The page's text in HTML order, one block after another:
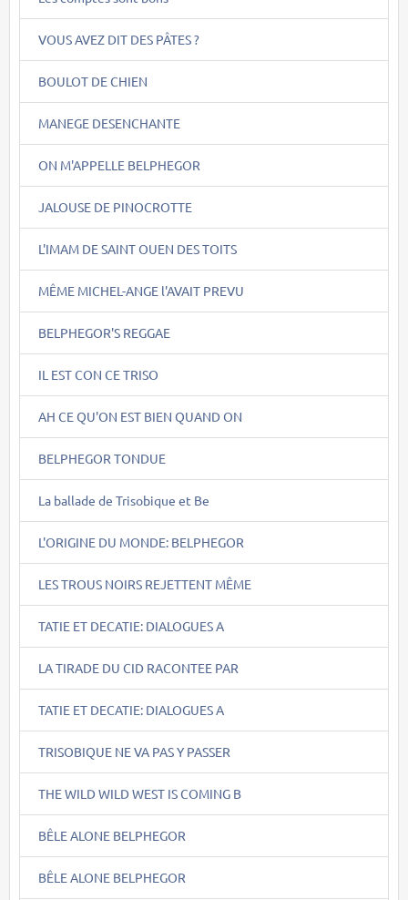
VOUS AVEZ DIT DES PÂTES ?
BOULOT DE CHIEN
MANEGE DESENCHANTE
ON M'APPELLE BELPHEGOR
JALOUSE DE PINOCROTTE
L'IMAM DE SAINT OUEN DES TOITS
MÊME MICHEL-ANGE l'AVAIT PREVU
BELPHEGOR'S REGGAE
IL EST CON CE TRISO
AH CE QU'ON EST BIEN QUAND ON
BELPHEGOR TONDUE
La ballade de Trisobique et Be
L'ORIGINE DU MONDE: BELPHEGOR
LES TROUS NOIRS REJETTENT MÊME
TATIE ET DECATIE: DIALOGUES A
LA TIRADE DU CID RACONTEE PAR
TATIE ET DECATIE: DIALOGUES A
TRISOBIQUE NE VA PAS Y PASSER
THE WILD WILD WEST IS COMING B
BÊLE ALONE BELPHEGOR
BÊLE ALONE BELPHEGOR